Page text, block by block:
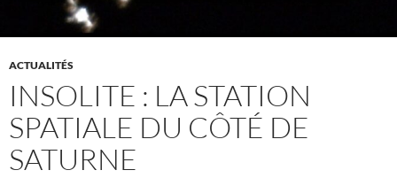
ACTUALITÉS
INSOLITE : LA STATION
SPATIALE DU CÔTÉ DE
SATURNE